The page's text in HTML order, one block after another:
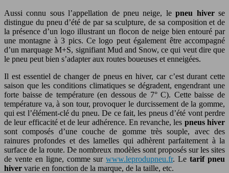
Aussi connu sous l’appellation de pneu neige, lepneu hiverse
distingue du pneu d’été de par sa sculpture, de sa composition et de
la présence d’un logo illustrant un flocon de neige bien entouré par
une montagne à 3 pics. Ce logo peut également être accompagné
d’un marquage M+S, signifiant Mud and Snow, ce qui veut dire que
le pneu peut bien s’adapter aux routes boueuses et enneigées.
Il est essentiel de changer de pneus en hiver, car c’est durant cette
saison que les conditions climatiques se dégradent, engendrant une
forte baisse de température (en dessous de 7° C). Cette baisse de
température va, à son tour, provoquer le durcissement de la gomme,
qui est l’élément-clé du pneu. De ce fait, les pneus d’été vont perdre
de leur efficacité et de leur adhérence. En revanche, les pneus hiver
sont composés d’une couche de gomme très souple, avec des
rainures profondes et des lamelles qui adhèrent parfaitement à la
surface de la route. De nombreux modèles sont proposés sur les sites
de vente en ligne, comme surwww.leprodupneu.fr. Letarif pneu
hiver varie en fonction de la marque, de la taille, etc.